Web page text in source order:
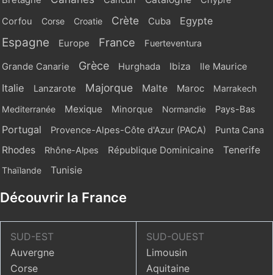
Corfou
Corse Croatie Crète Cuba Egypte
Espagne Europe France Fuerteventura
Grande Canarie Grèce Hurghada Ibiza Ile Maurice
Italie Lanzarote Majorque Malte Maroc
Marrakech
Mediterranée
Mexique Minorque Normandie Pays-Bas
Portugal Provence-Alpes-Côte d'Azur (PACA) Punta Cana
Rhodes Rhône-Alpes République Dominicaine Tenerife
Thaïlande Tunisie
Découvrir la France
SUD-EST
Auvergne
Corse
SUD-OUEST
Limousin
Aquitaine